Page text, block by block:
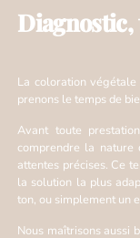
Diagnostic,
La coloration
prenons le temps de
Avant toute
comprendre la
attentes précises. Ce
la solution la plus
ton, ou simplement un
Nous maîtrisons aussi